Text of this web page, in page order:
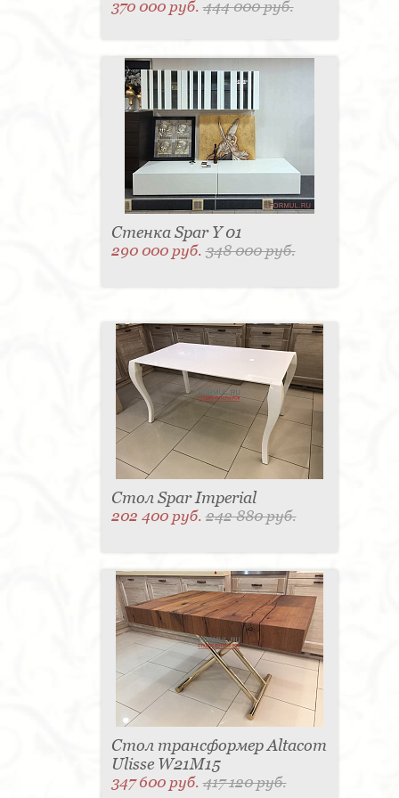
370 000 руб.444 000 руб.
Стенка Spar Y 01
290 000 руб.348 000 руб.
Стол Spar Imperial
202 400 руб.242 880 руб.
Стол трансформер Altacom
Ulisse W21M15
347 600 руб.417 120 руб.